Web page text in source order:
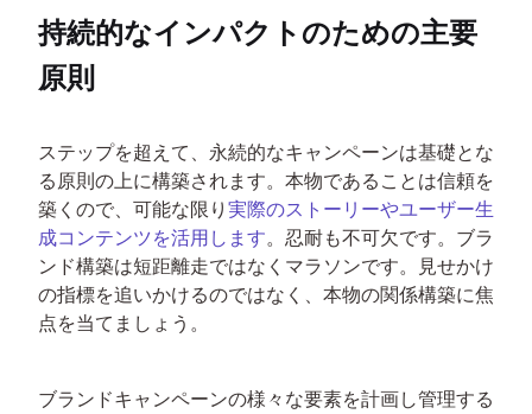
持続的なインパクトのための主要
原則
ステップを超えて、永続的なキャンペーンは基礎とな
る原則の上に構築されます。本物であることは信頼を
築くので、可能な限り 実際のストーリーやユーザー生
成コンテンツを活用します。忍耐も不可欠です。ブラ
ンド構築は短距離走ではなくマラソンです。見せかけ
の指標を追いかけるのではなく、本物の関係構築に焦
点を当てましょう。
ブランドキャンペーンの様々な要素を計画し管理する